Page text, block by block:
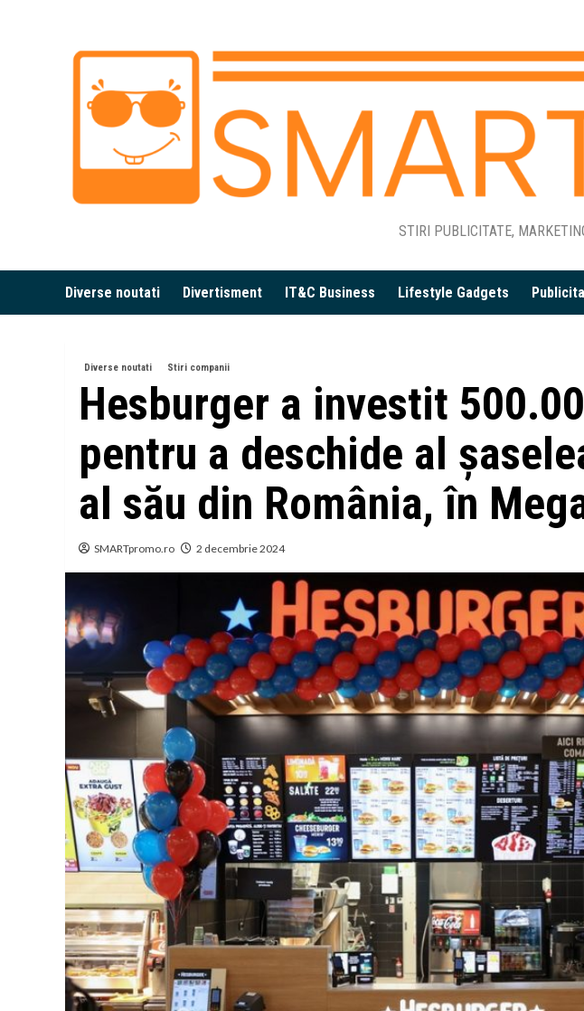
STIRI PUBLICITATE,
Diverse noutati Divertisment IT&C Business Lifestyle Gadgets
Diverse noutati Stiri companii
Hesburger a investit
pentru a deschide al
al său din România, în
SMARTpromo.ro 2 decembrie 2024